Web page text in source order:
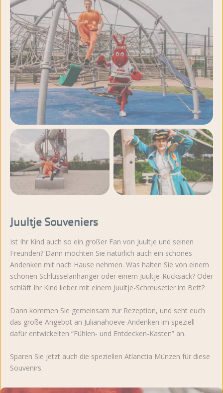
Juultje Souveniers
Ist Ihr Kind auch so ein großer Fan von Juultje und seinen
Freunden? Dann möchten Sie natürlich auch ein schönes
Andenken mit nach Hause nehmen. Was halten Sie von einem
schönen Schlüsselanhänger oder einem Juultje-Rucksack? Oder
schläft Ihr Kind lieber mit einem Juultje-Schmusetier im Bett?
Dann kommen Sie gemeinsam zur Rezeption, und seht euch
das große Angebot an Julianahoeve-Andenken im speziell
dafür entwickelten “Fühlen- und Entdecken-Kasten” an.
Sparen Sie jetzt auch die speziellen Atlanctia Münzen für diese
Souvenirs.